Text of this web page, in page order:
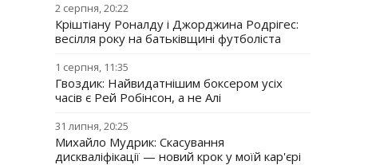
2 серпня, 20:22
Кріштіану Роналду і Джорджина Родрігес:
весілля року на батьківщині футболіста
1 серпня, 11:35
Гвоздик: Найвидатнішим боксером усіх
часів є Рей Робінсон, а не Алі
31 липня, 20:25
Михайло Мудрик: Скасування
дискваліфікації — новий крок у моїй кар'єрі